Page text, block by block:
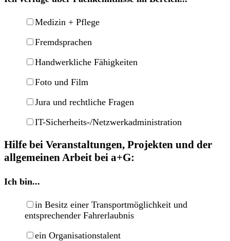
Medizin + Pflege
Fremdsprachen
Handwerkliche Fähigkeiten
Foto und Film
Jura und rechtliche Fragen
IT-Sicherheits-/Netzwerkadministration
Hilfe bei Veranstaltungen, Projekten und der
allgemeinen Arbeit bei a+G:
Ich bin...
in Besitz einer Transportmöglichkeit und
entsprechender Fahrerlaubnis
ein Organisationstalent